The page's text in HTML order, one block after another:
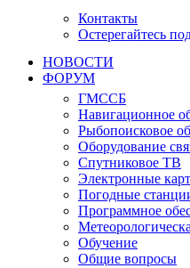
Контакты
Остерегайтесь
НОВОСТИ
ФОРУМ
ГМССБ
Навигационное
Рыбопоисковое
Оборудование
Спутниковое ТВ
Электронные
Погодные
Программное
Обучение
Общие вопросы